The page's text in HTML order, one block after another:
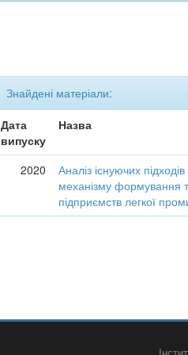
Знайдені матеріали:
Дата
випуску
Назва
2020
Аналіз існуючих
механізму формування
підприємств легкої